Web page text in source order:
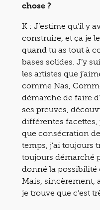
chose ?
K : J’estime qu’il y
construire, et ça je
quand tu as tout à
bases solides. J’y
les artistes que
comme Nas,
démarche de faire
ses preuves,
différentes facettes,
que consécration
temps, j’ai toujours
toujours démarché
donné la possibilité
Mais, sincèrement,
je trouve que c’est